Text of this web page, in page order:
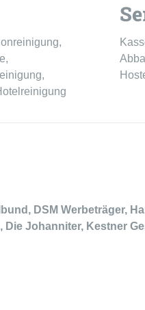
DSM Werbeträger,
Johanniter, Kestner